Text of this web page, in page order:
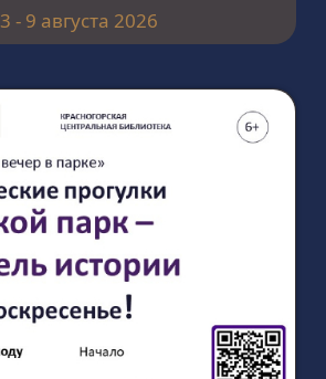
3 - 9 августа 2026